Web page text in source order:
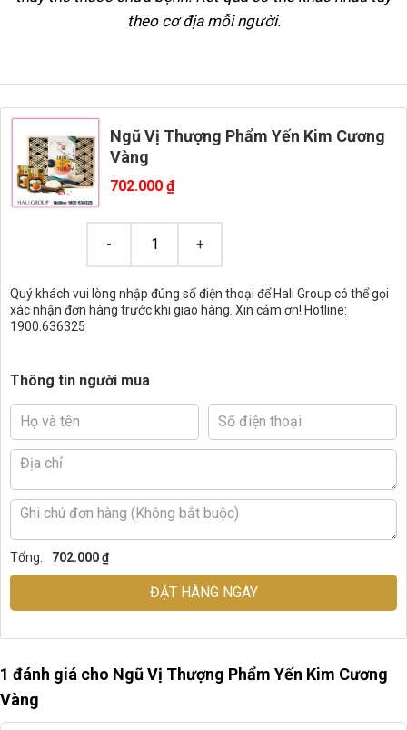
theo cơ địa mỗi người.
Ngũ Vị Thượng Phẩm Yến Kim Cương
Vàng
702.000 ₫
Quý khách vui lòng nhập đúng số điện thoại để Hali Group có thể gọi
xác nhận đơn hàng trước khi giao hàng. Xin cảm ơn! Hotline:
1900.636325
Thông tin người mua
Tổng: 702.000 ₫
ĐẶT HÀNG NGAY
1 đánh giá cho Ngũ Vị Thượng Phẩm Yến Kim Cương
Vàng